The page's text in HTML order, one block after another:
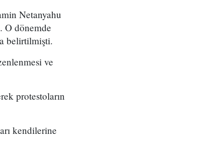
Netanyahu
O dönemde
belirtilmişti.
ve
protestoların
kendilerine